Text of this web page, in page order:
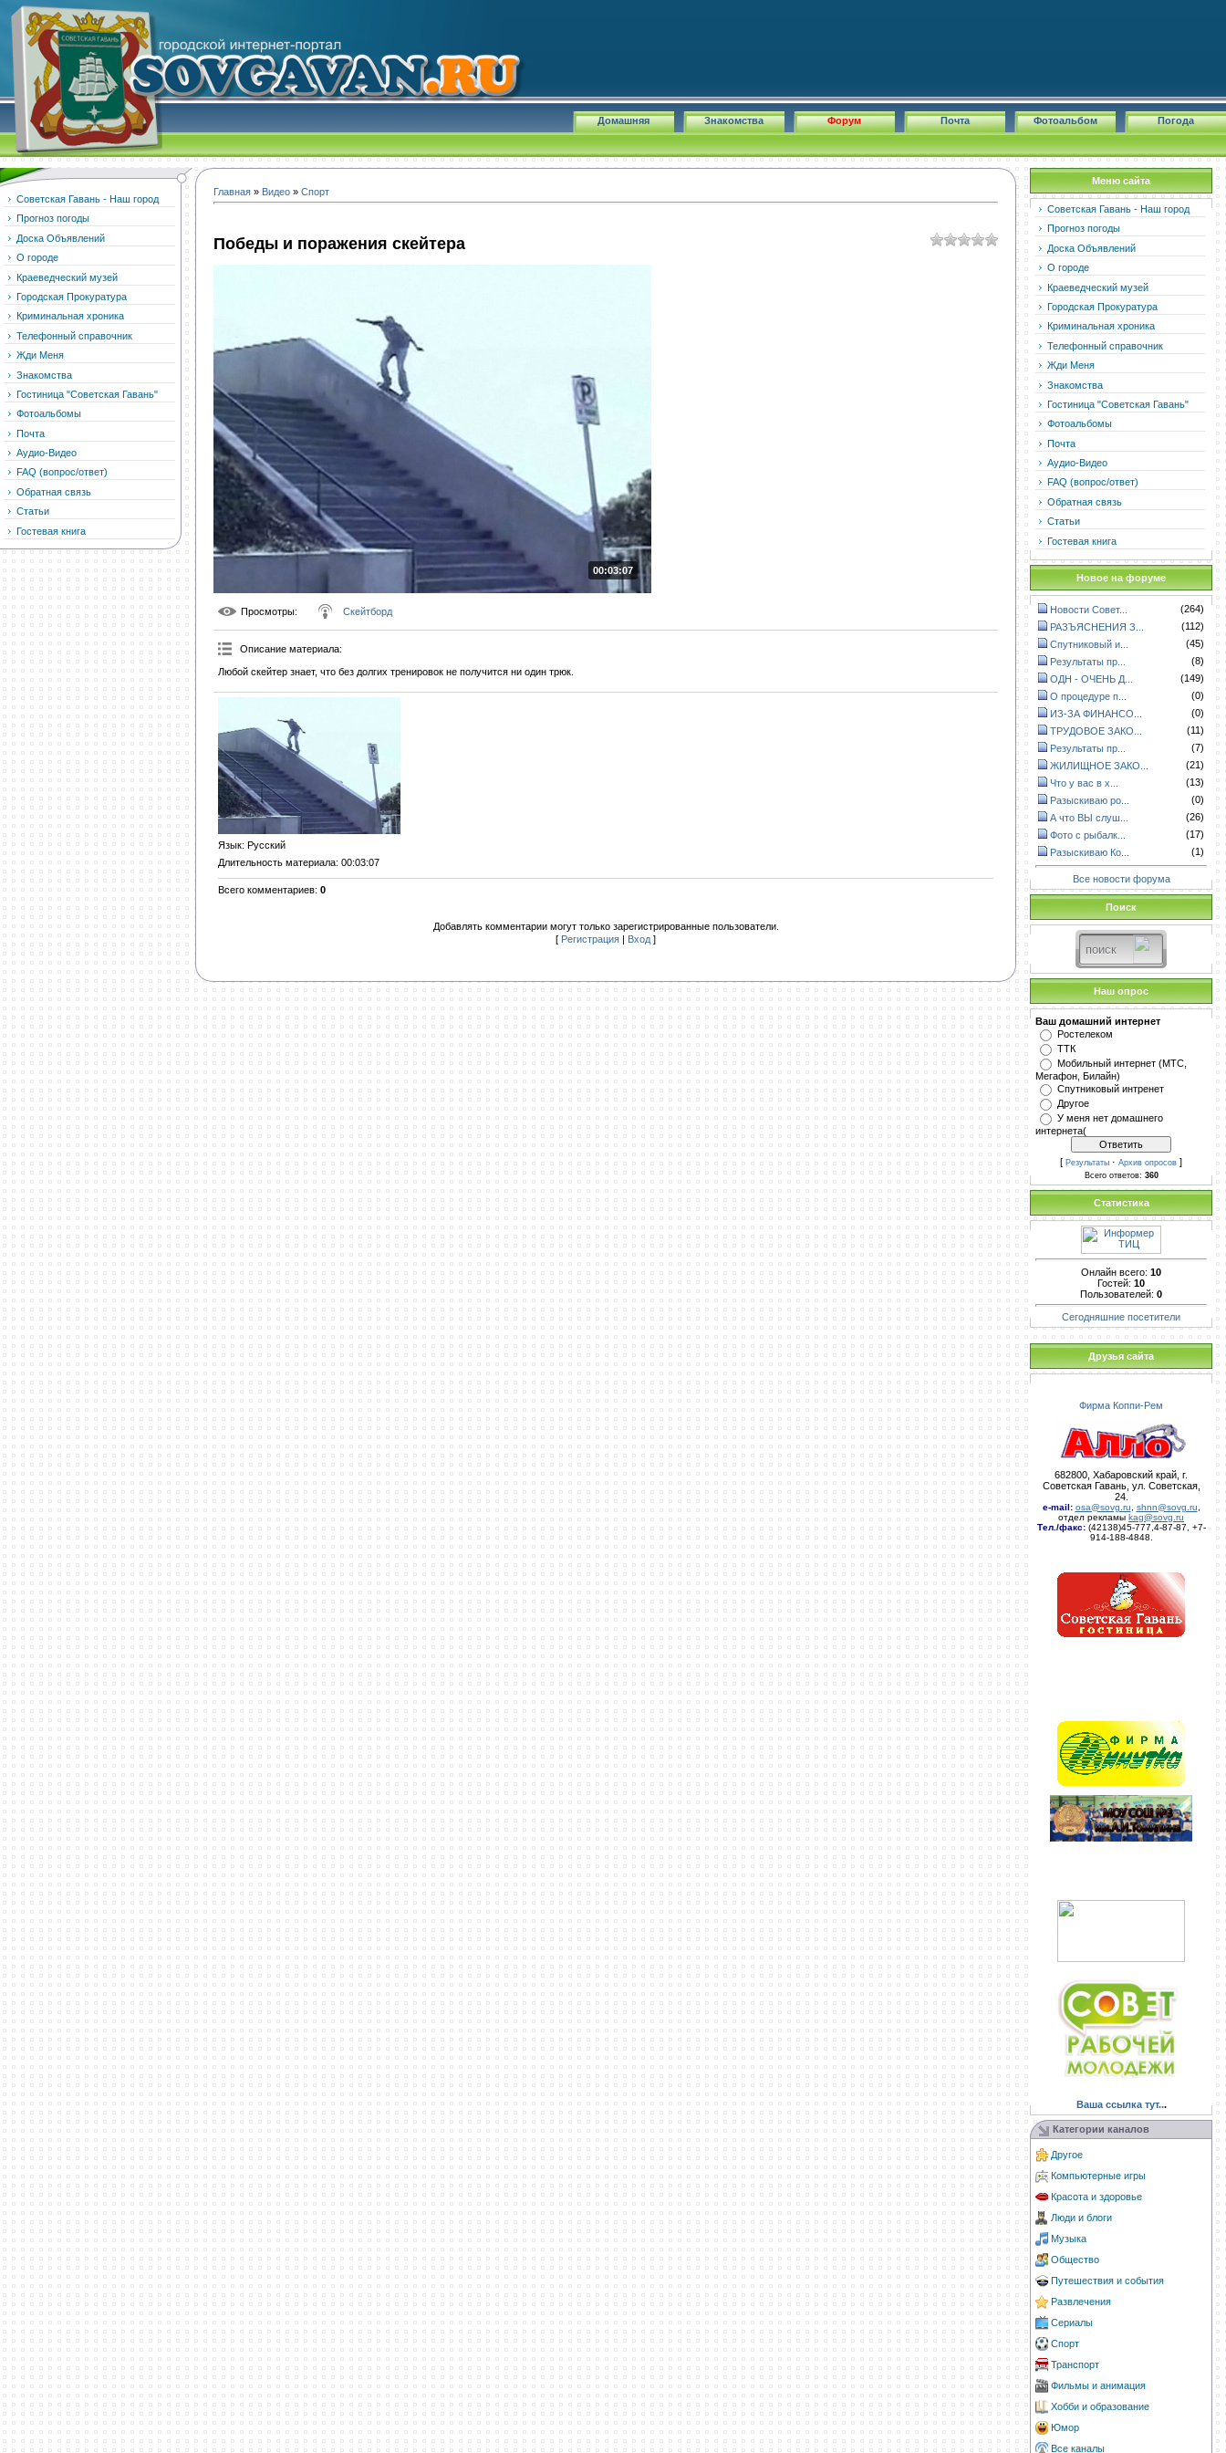
Погода
Фотоальбом
Почта
Форум
Знакомства
Домашняя
Советская Гавань - Наш город
Прогноз погоды
Доска Объявлений
О городе
Краеведческий музей
Городская Прокуратура
Криминальная хроника
Телефонный справочник
Жди Меня
Знакомства
Гостиница "Советская Гавань"
Фотоальбомы
Почта
Аудио-Видео
FAQ (вопрос/ответ)
Обратная связь
Статьи
Гостевая книга
Главная » Видео » Спорт
Победы и поражения скейтера
00:03:07
Просмотры: Скейтборд
Описание материала:
Любой скейтер знает, что без долгих тренировок не получится ни один трюк.
Язык: Русский
Длительность материала: 00:03:07
Всего комментариев: 0
Добавлять комментарии могут только зарегистрированные пользователи.
[ Регистрация | Вход ]
Меню сайта
Советская Гавань - Наш город
Прогноз погоды
Доска Объявлений
О городе
Краеведческий музей
Городская Прокуратура
Криминальная хроника
Телефонный справочник
Жди Меня
Знакомства
Гостиница "Советская Гавань"
Фотоальбомы
Почта
Аудио-Видео
FAQ (вопрос/ответ)
Обратная связь
Статьи
Гостевая книга
Новое на форуме
Новости Совет...
(264)
РАЗЪЯСНЕНИЯ З...
(112)
Спутниковый и...
(45)
Результаты пр...
(8)
ОДН - ОЧЕНЬ Д...
(149)
О процедуре п...
(0)
ИЗ-ЗА ФИНАНСО...
(0)
ТРУДОВОЕ ЗАКО...
(11)
Результаты пр...
(7)
ЖИЛИЩНОЕ ЗАКО...
(21)
Что у вас в х...
(13)
Разыскиваю ро...
(0)
А что ВЫ слуш...
(26)
Фото с рыбалк...
(17)
Разыскиваю Ко...
(1)
Все новости форума
Поиск
Наш опрос
Ваш домашний интернет
Ростелеком
ТТК
Мобильный интернет (МТС,
Мегафон, Билайн)
Спутниковый интренет
Другое
У меня нет домашнего
интернета(
[ Результаты · Архив опросов ]
Всего ответов: 360
Статистика
Онлайн всего: 10
Гостей: 10
Пользователей: 0
Сегодняшние посетители
Друзья сайта
Фирма Коппи-Рем
682800, Хабаровский край, г.
Советская Гавань, ул. Советская,
24.
e-mail: osa@sovg.ru shnn@sovg.ru
отдел рекламы kag@sovg.ru
Тел./факс:(42138)45-777,4-87-87, +7-
914-188-4848.
Ваша ссылка тут...
Категории каналов
Другое
Компьютерные игры
Красота и здоровье
Люди и блоги
Музыка
Общество
Путешествия и события
Развлечения
Сериалы
Спорт
Транспорт
Фильмы и анимация
Хобби и образование
Юмор
Все каналы